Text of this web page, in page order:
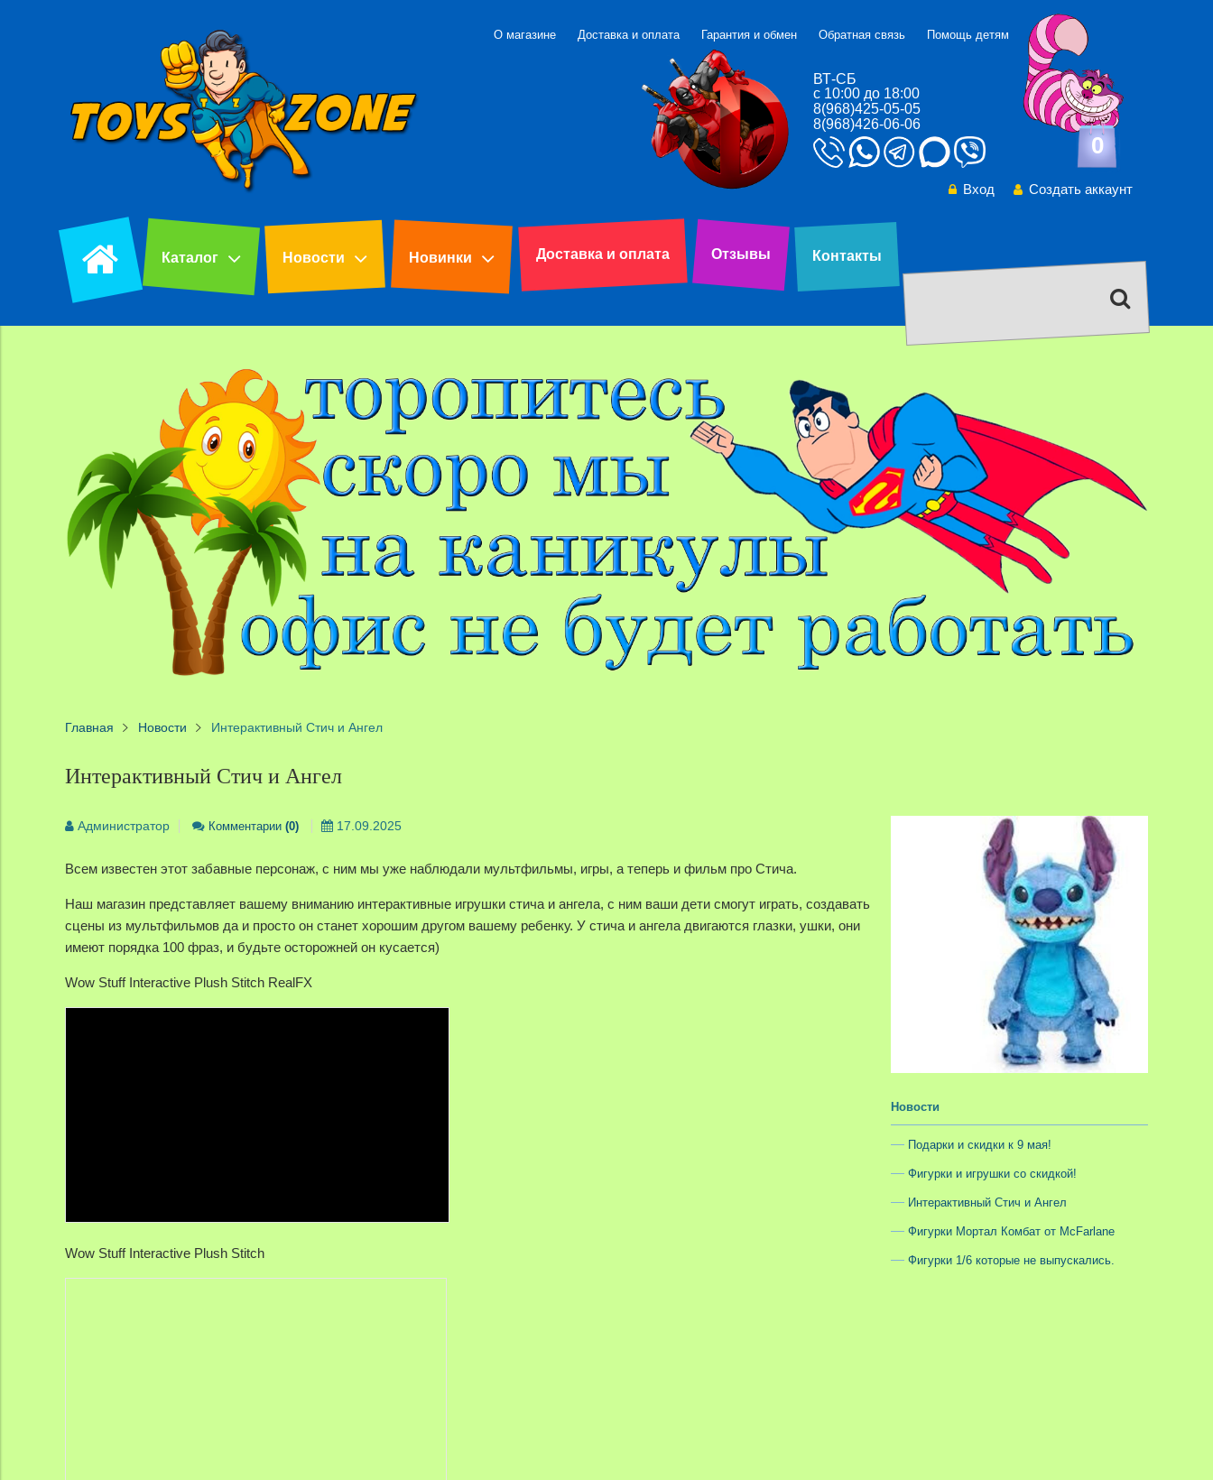
ВТ-СБ
с 10:00 до 18:00
8(968)425-05-05
8(968)426-06-06
О магазине Доставка и оплата Гарантия и обмен Обратная связь Помощь детям
0
Вход Создать аккаунт
Каталог Новости Новинки Доставка и оплата Отзывы Контакты
Главная Новости Интерактивный Стич и Ангел
Интерактивный Стич и Ангел
Администратор Комментарии (0) 17.09.2025
Всем известен этот забавные персонаж, с ним мы уже наблюдали мультфильмы, игры, а теперь и фильм про Стича.
Наш магазин представляет вашему вниманию интерактивные игрушки стича и ангела, с ним ваши дети смогут играть, создавать
сцены из мультфильмов да и просто он станет хорошим другом вашему ребенку. У стича и ангела двигаются глазки, ушки, они
имеют порядка 100 фраз, и будьте осторожней он кусается)
Wow Stuff Interactive Plush Stitch RealFX
Wow Stuff Interactive Plush Stitch
Новости
Подарки и скидки к 9 мая!
Фигурки и игрушки со скидкой!
Интерактивный Стич и Ангел
Фигурки Мортал Комбат от McFarlane
Фигурки 1/6 которые не выпускались.